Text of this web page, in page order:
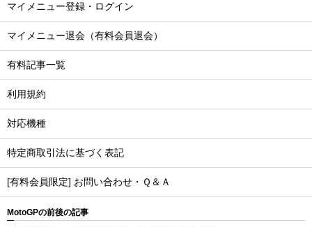
マイメニュー登録・ログイン
マイメニュー退会（有料会員退会）
有料記事一覧
利用規約
対応機種
特定商取引法に基づく表記
[有料会員限定] お問い合わせ・Ｑ＆Ａ
MotoGPの前後の記事